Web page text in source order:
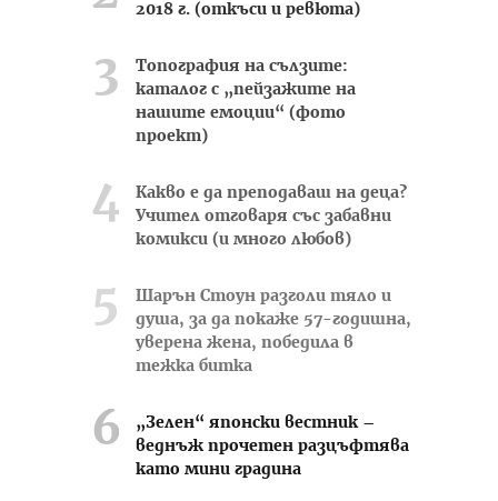
2018 г. (откъси и ревюта)
Топография на сълзите:
каталог с „пейзажите на
нашите емоции“ (фото
проект)
Какво е да преподаваш на деца?
Учител отговаря със забавни
комикси (и много любов)
Шарън Стоун разголи тяло и
душа, за да покаже 57-годишна,
уверена жена, победила в
тежка битка
„Зелен“ японски вестник –
веднъж прочетен разцъфтява
като мини градина